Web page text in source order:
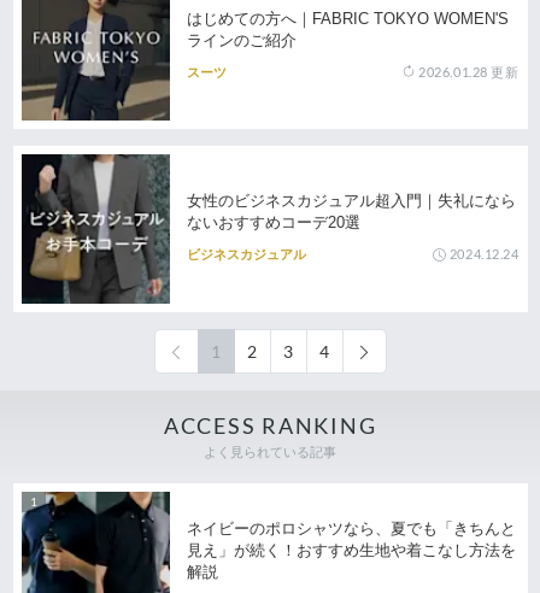
はじめての方へ｜FABRIC TOKYO WOMEN'S
ラインのご紹介
スーツ 2026.01.28 更新
女性のビジネスカジュアル超入門｜失礼になら
ないおすすめコーデ20選
ビジネスカジュアル 2024.12.24
1 2 3 4
ACCESS RANKING
よく見られている記事
ネイビーのポロシャツなら、夏でも「きちんと
見え」が続く！おすすめ生地や着こなし方法を
解説